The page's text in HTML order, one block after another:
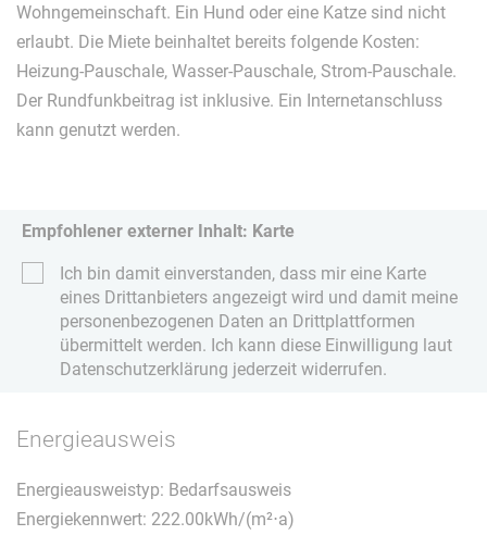
Wohngemeinschaft. Ein Hund oder eine Katze sind nicht
erlaubt. Die Miete beinhaltet bereits folgende Kosten:
Heizung-Pauschale, Wasser-Pauschale, Strom-Pauschale.
Der Rundfunkbeitrag ist inklusive. Ein Internetanschluss
kann genutzt werden.
Empfohlener externer Inhalt: Karte
Ich bin damit einverstanden, dass mir eine Karte
eines Drittanbieters angezeigt wird und damit meine
personenbezogenen Daten an Drittplattformen
übermittelt werden. Ich kann diese Einwilligung laut
Datenschutzerklärung jederzeit widerrufen.
Energieausweis
Energieausweistyp: Bedarfsausweis
Energiekennwert: 222.00kWh/(m²⋅a)